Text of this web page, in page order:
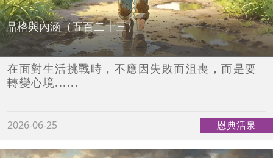
品格與內涵（五百二十三）
在面對生活挑戰時，不應因失敗而沮喪，而是要
轉變心境......
2026-06-25 恩典活泉